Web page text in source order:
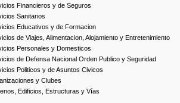
Financieros y de Seguros
Sanitarios
Educativos y de Formacion
de Viajes, Alimentacion, Alojamiento y Entretenimiento
Personales y Domesticos
de Defensa Nacional Orden Publico y Seguridad
Politicos y de Asuntos Civicos
y Clubes
Edificios, Estructuras y Vías